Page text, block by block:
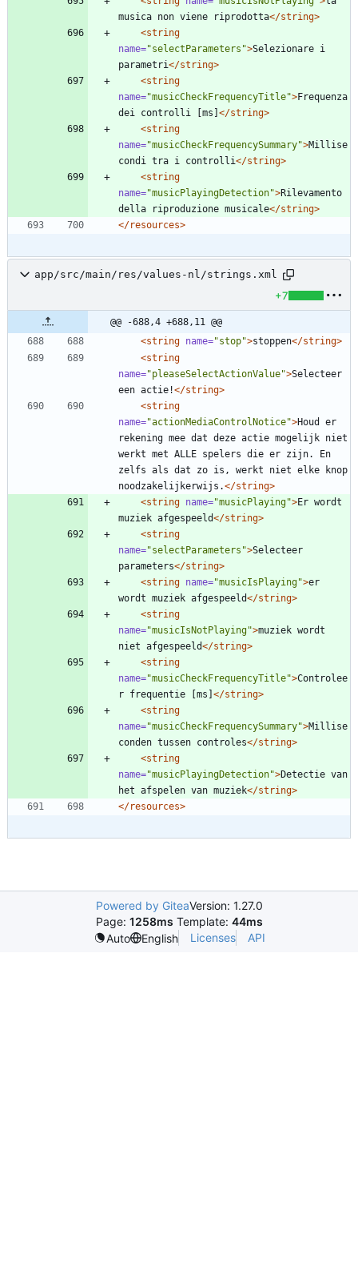
musica non viene riprodotta</string>
<string
name="selectParameters">Selezionare i
parametri</string>
<string
name="musicCheckFrequencyTitle">Frequenza
dei controlli [ms] </string>
<string
name="musicCheckFrequencySummary">Millise
condi tra i controlli</string>
<string
name="musicPlayingDetection">Rilevamento
della riproduzione musicale</string>
</resources>
app/src/main/res/values-nl/strings.xml
+7
@@ -688,4 +688,11 @@
<string name="stop">stoppen</string>
<string
name="pleaseSelectActionValue">Selecteer
een actie!</string>
<string
name="actionMediaControlNotice">Houd er
rekening mee dat deze actie mogelijk niet
werkt met ALLE spelers die er zijn. En
zelfs als dat zo is, werkt niet elke knop
noodzakelijkerwijs.</string>
<string name="musicPlaying">Er wordt
muziek afgespeeld</string>
<string
name="selectParameters">Selecteer
parameters</string>
<string name="musicIsPlaying">er
wordt muziek afgespeeld</string>
<string
name="musicIsNotPlaying">muziek wordt
niet afgespeeld</string>
<string
name="musicCheckFrequencyTitle">Controlee
r frequentie [ms] </string>
<string
name="musicCheckFrequencySummary">Millise
conden tussen controles</string>
<string
name="musicPlayingDetection">Detectie van
het afspelen van muziek</string>
</resources>
Powered by GiteaVersion: 1.27.0
Page: 1258ms Template: 44ms
Auto
English Licenses API